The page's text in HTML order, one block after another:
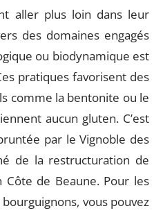
aller plus loin dans leur
des domaines engagés
ou biodynamique est
pratiques favorisent des
comme la bentonite ou le
aucun gluten. C’est
par le Vignoble des
de la restructuration de
Côte de Beaune. Pour les
vous pouvez